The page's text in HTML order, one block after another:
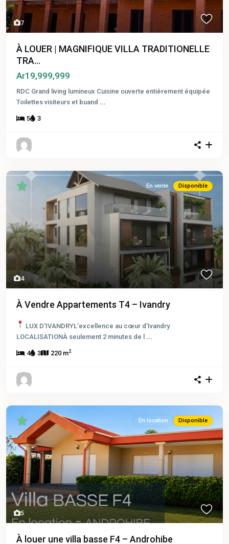
7
À LOUER | MAGNIFIQUE VILLA TRADITIONELLE
TRA...
Ar19,999,999
RDC Grand living lumineux Cuisine ouverte entièrement équipée
Toilettes visiteurs et buand ...
5 3
4
En vente Disponible
À Vendre Appartements T4 – Ivandry
LUX D'IVANDRYL'excellence au cœur d'Ivandry
LOCALISATIONÀ seulement 2 minutes de l ...
4 3 220 m2
5
En location Disponible
À louer une villa basse F4 – Androhibe